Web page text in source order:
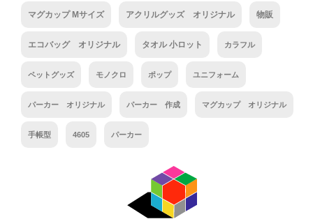
マグカップ Mサイズ アクリルグッズ オリジナル 物販
エコバッグ オリジナル タオル 小ロット カラフル
ペットグッズ モノクロ ポップ ユニフォーム
パーカー オリジナル パーカー 作成 マグカップ オリジナル
手帳型 4605 パーカー